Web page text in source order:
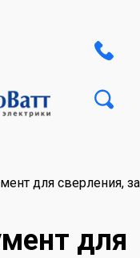
для сверления,
для